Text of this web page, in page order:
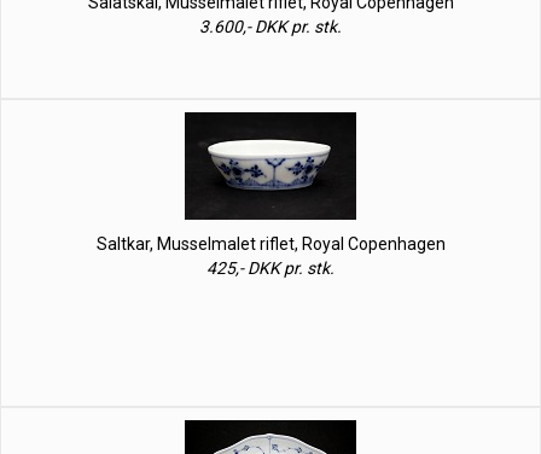
3.600,- DKK pr. stk.
Saltkar, Musselmalet riflet, Royal Copenhagen
425,- DKK pr. stk.